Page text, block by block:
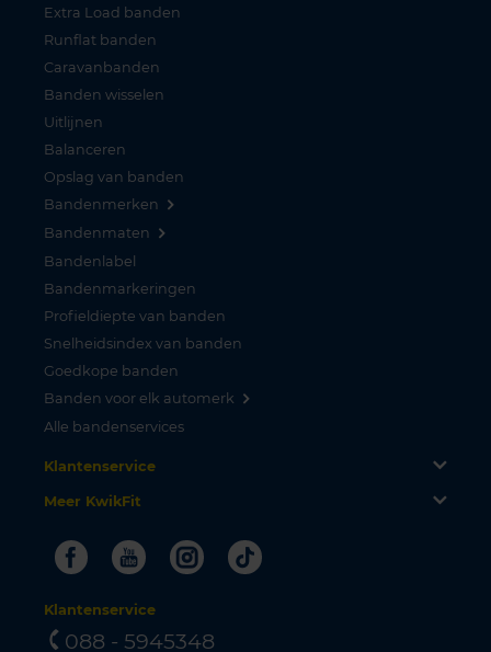
Extra Load banden
Runflat banden
Caravanbanden
Banden wisselen
Uitlijnen
Balanceren
Opslag van banden
Bandenmerken
Bandenmaten
Bandenlabel
Bandenmarkeringen
Profieldiepte van banden
Snelheidsindex van banden
Goedkope banden
Banden voor elk automerk
Alle bandenservices
Klantenservice
Meer KwikFit
FacebookYoutubeInstagram
Tiktok
Klantenservice
088 - 5945348